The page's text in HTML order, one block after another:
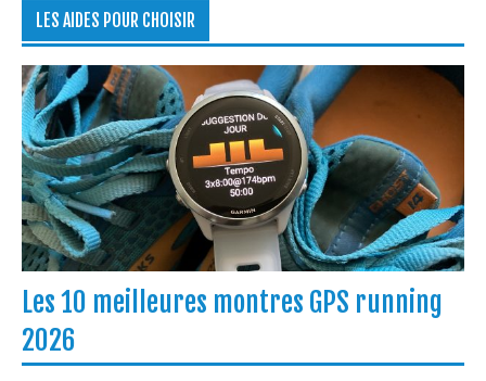
LES AIDES POUR CHOISIR
Les 10 meilleures montres GPS running
2026